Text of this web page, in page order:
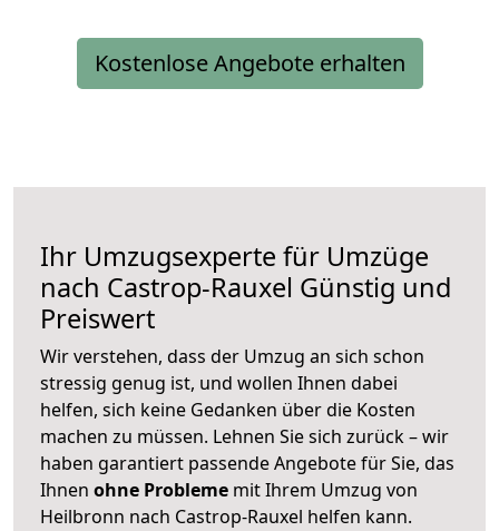
Kostenlose Angebote erhalten
Ihr Umzugsexperte für Umzüge
nach Castrop-Rauxel Günstig und
Preiswert
Wir verstehen, dass der Umzug an sich schon
stressig genug ist, und wollen Ihnen dabei
helfen, sich keine Gedanken über die Kosten
machen zu müssen. Lehnen Sie sich zurück – wir
haben garantiert passende Angebote für Sie, das
Ihnen ohne Probleme mit Ihrem Umzug von
Heilbronn nach Castrop-Rauxel helfen kann.